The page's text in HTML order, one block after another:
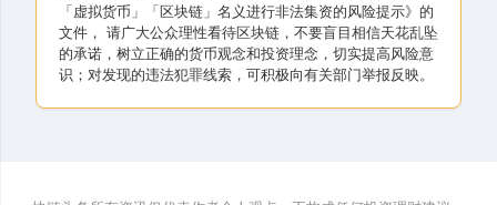
「虚拟货币」「区块链」名义进行非法集资的风险提示》的
文件， 请广大公众理性看待区块链，不要盲目相信天花乱坠
的承诺，树立正确的货币观念和投资理念，切实提高风险意
识；对发现的违法犯罪线索，可积极向有关部门举报反映。